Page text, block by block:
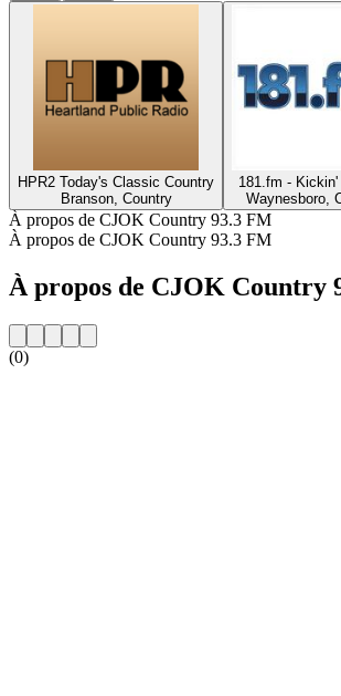
HPR2 Today's Classic Country
Branson, Country
181.fm - Kickin'
Waynesboro,
À propos de CJOK Country 93.3 FM
À propos de CJOK Country 93.3 FM
À propos de CJOK Country
(0)